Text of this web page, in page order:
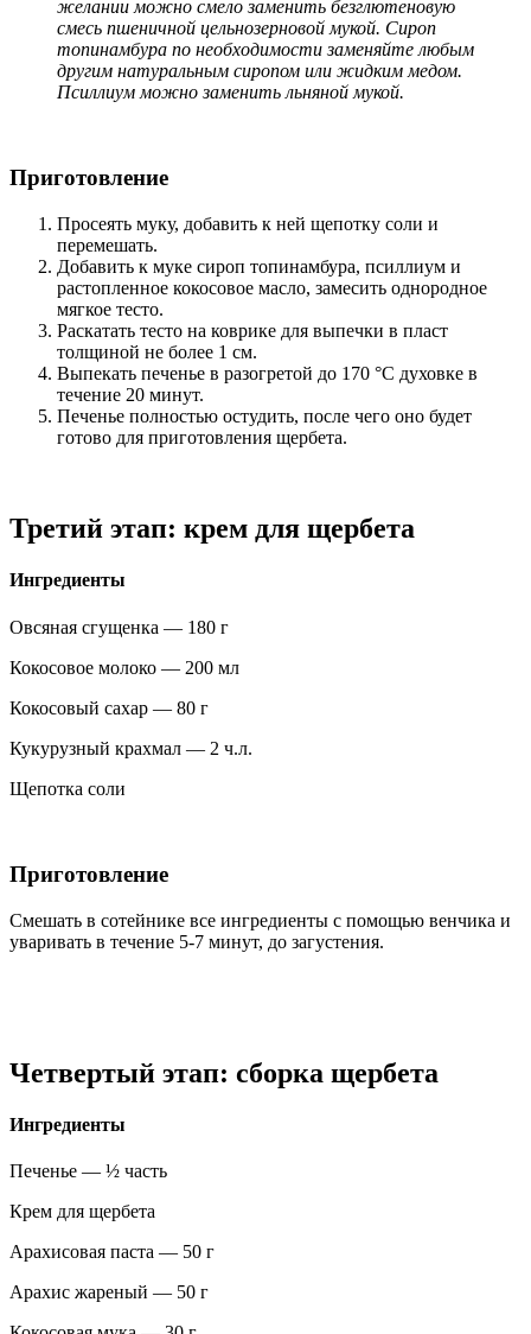
желании можно смело заменить безглютеновую
смесь пшеничной цельнозерновой мукой. Сироп
топинамбура по необходимости заменяйте любым
другим натуральным сиропом или жидким медом.
Псиллиум можно заменить льняной мукой.
Приготовление
Просеять муку, добавить к ней щепотку соли и
перемешать.
Добавить к муке сироп топинамбура, псиллиум и
растопленное кокосовое масло, замесить однородное
мягкое тесто.
Раскатать тесто на коврике для выпечки в пласт
толщиной не более 1 см.
Выпекать печенье в разогретой до 170 °С духовке в
течение 20 минут.
Печенье полностью остудить, после чего оно будет
готово для приготовления щербета.
Третий этап: крем для щербета
Ингредиенты
Овсяная сгущенка — 180 г
Кокосовое молоко — 200 мл
Кокосовый сахар — 80 г
Кукурузный крахмал — 2 ч.л.
Щепотка соли
Приготовление
Смешать в сотейнике все ингредиенты с помощью венчика и
уваривать в течение 5-7 минут, до загустения.
Четвертый этап: сборка щербета
Ингредиенты
Печенье — ½ часть
Крем для щербета
Арахисовая паста — 50 г
Арахис жареный — 50 г